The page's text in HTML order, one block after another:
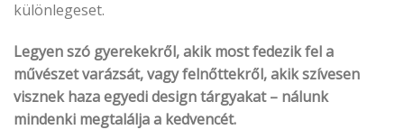
különlegeset.
Legyen szó gyerekekről, akik most fedezik fel a
művészet varázsát, vagy felnőttekről, akik szívesen
visznek haza egyedi design tárgyakat – nálunk
mindenki megtalálja a kedvencét.